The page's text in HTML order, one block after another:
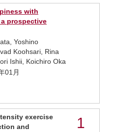
with
prospective
Yoshino
Koohsari, Rina
Ishii, Koichiro Oka
01月
exercise
and
1